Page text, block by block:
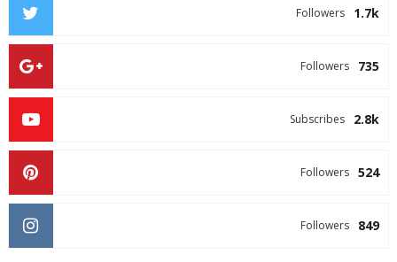
1.7k
Followers
735
Followers
2.8k
Subscribes
524
Followers
849
Followers